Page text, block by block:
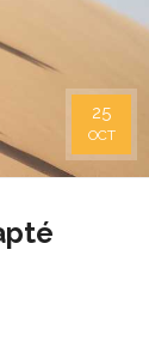
25
OCT